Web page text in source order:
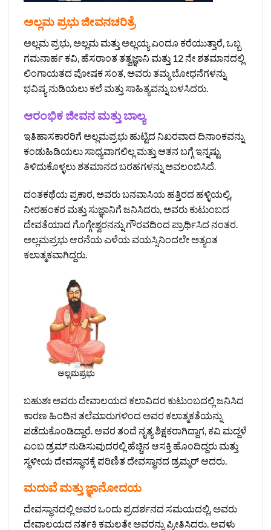
ಅಲ್ಲಮ ಪ್ರಭು ಜೀವನಚರಿತ್ರೆ
ಅಲ್ಲಮ ಪ್ರಭು, ಅಲ್ಲಮ ಮತ್ತು ಅಲ್ಲಯ್ಯ ಎಂದೂ ಕರೆಯುತ್ತಾರೆ, ಒಬ್ಬ
ಗಮನಾರ್ಹ ಕವಿ, ಹೆಸರಾಂತ ತತ್ವಜ್ಞಾನಿ ಮತ್ತು 12 ನೇ ಶತಮಾನದಲ್ಲಿ
ಲಿಂಗಾಯತದ ಪೋಷಕ ಸಂತ, ಅವರು ತಮ್ಮ ಬೋಧನೆಗಳನ್ನು
ಭವಿಷ್ಯ ನುಡಿಯಲು ಕಲೆ ಮತ್ತು ಸಾಹಿತ್ಯವನ್ನು ಬಳಸಿದರು.
ಆರಂಭಿಕ ಜೀವನ ಮತ್ತು ಬಾಲ್ಯ
ಇತಿಹಾಸಕಾರರಿಗೆ ಅಲ್ಲಮಪ್ರಭು ಹುಟ್ಟಿದ ನಿಖರವಾದ ದಿನಾಂಕವನ್ನು
ಕಂಡುಹಿಡಿಯಲು ಸಾಧ್ಯವಾಗಲಿಲ್ಲ ಮತ್ತು ಆತನ ಬಗ್ಗೆ ಇನ್ನಷ್ಟು
ತಿಳಿದುಕೊಳ್ಳಲು ಶತಮಾನದ ಬರಹಗಳನ್ನು ಅವಲಂಬಿಸಿದೆ.
ದಂತಕಥೆಯ ಪ್ರಕಾರ, ಅವರು ಬನವಾಸಿಯ ಹತ್ತಿರದ ಹಳ್ಳಿಯಲ್ಲಿ,
ನೀರಹಂಕರ ಮತ್ತು ಸುಜ್ಞಾನಿಗೆ ಜನಿಸಿದರು, ಅವರು ಕುಟುಂಬದ
ದೇವತೆಯಾದ ಗೊಗ್ಗೇಶ್ವರನನ್ನು ಗೌರವದಿಂದ ಪ್ರಾರ್ಥಿಸಿದ ನಂತರ.
ಅಲ್ಲಮಪ್ರಭು ಆರನೆಯ ಎಳೆಯ ವಯಸ್ಸಿನಿಂದಲೇ ಅತ್ಯಂತ
ಕಲಾತ್ಮಕವಾಗಿದ್ದರು.
ಬಹುಶಃ ಅವರು ದೇವಾಲಯದ ಕಲಾವಿದರ ಕುಟುಂಬದಲ್ಲಿ ಜನಿಸಿದ
ಕಾರಣ ಹಿಂದಿನ ತಲೆಮಾರುಗಳಿಂದ ಅವರ ಕಲಾತ್ಮಕತೆಯನ್ನು
ಪಡೆದುಕೊಂಡಿದ್ದಾರೆ. ಅವರ ತಂದೆ ನೃತ್ಯ ಶಿಕ್ಷಕರಾಗಿದ್ದಾಗ, ಕವಿ ಮದ್ದಳೆ
ಎಂಬ ಡ್ರಮ್ ನುಡಿಸುವುದರಲ್ಲಿ ಹೆಚ್ಚಿನ ಆಸಕ್ತಿ ಹೊಂದಿದ್ದರು ಮತ್ತು
ಸ್ಥಳೀಯ ದೇವಸ್ಥಾನಕ್ಕೆ ಪರಿಣಿತ ದೇವಸ್ಥಾನದ ಡ್ರಮ್ಮರ್ ಆದರು.
ಮದುವೆ ಮತ್ತು ಜ್ಞಾನೋದಯ
ದೇವಸ್ಥಾನದಲ್ಲಿ ಅವರ ಒಂದು ಪ್ರದರ್ಶನದ ಸಮಯದಲ್ಲಿ, ಅವರು
ದೇವಾಲಯದ ನರ್ತಕಿ ಕಮಲತೇ ಅವರನ್ನು ಪ್ರೀತಿಸಿದರು. ಅವಳು